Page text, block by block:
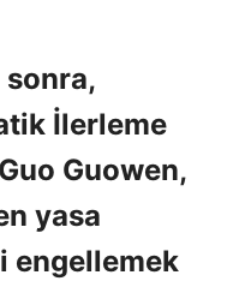
İlerleme
Guowen,
yasa
engellemek